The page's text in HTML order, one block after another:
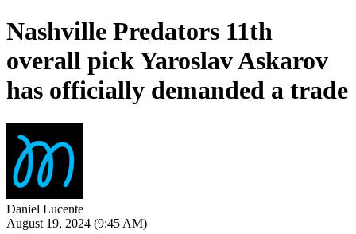
Nashville Predators 11th
overall pick Yaroslav Askarov
has officially demanded a trade
Daniel Lucente
August 19, 2024 (9:45 AM)